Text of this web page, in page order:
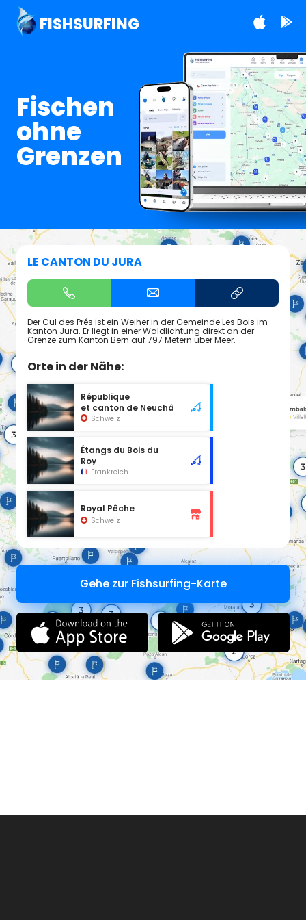
FISHSURFING
Fischen
ohne
Grenzen
LE CANTON DU JURA
Der Cul des Prés ist ein Weiher in der Gemeinde Les Bois im
Kanton Jura. Er liegt in einer Waldlichtung direkt an der
Grenze zum Kanton Bern auf 797 Metern über Meer.
Orte in der Nähe:
République
et canton de Neuchâtel
Schweiz
Étangs du Bois du
Roy
Frankreich
Royal Pêche
Schweiz
Gehe zur Fishsurfing-Karte